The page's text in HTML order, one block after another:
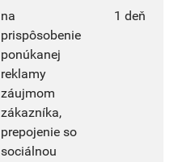
na
prispôsobenie
ponúkanej
reklamy
záujmom
zákazníka,
prepojenie so
sociálnou
1 deň